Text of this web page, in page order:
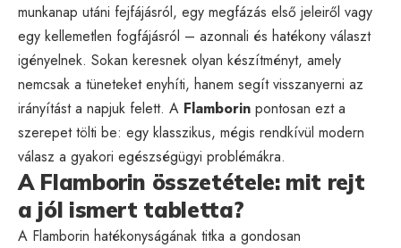
munkanap utáni fejfájásról, egy megfázás első jeleiről vagy
egy kellemetlen fogfájásról – azonnali és hatékony választ
igényelnek. Sokan keresnek olyan készítményt, amely
nemcsak a tüneteket enyhíti, hanem segít visszanyerni az
irányítást a napjuk felett. A Flamborin pontosan ezt a
szerepet tölti be: egy klasszikus, mégis rendkívül modern
válasz a gyakori egészségügyi problémákra.
A Flamborin összetétele: mit rejt
a jól ismert tabletta?
A Flamborin hatékonyságának titka a gondosan